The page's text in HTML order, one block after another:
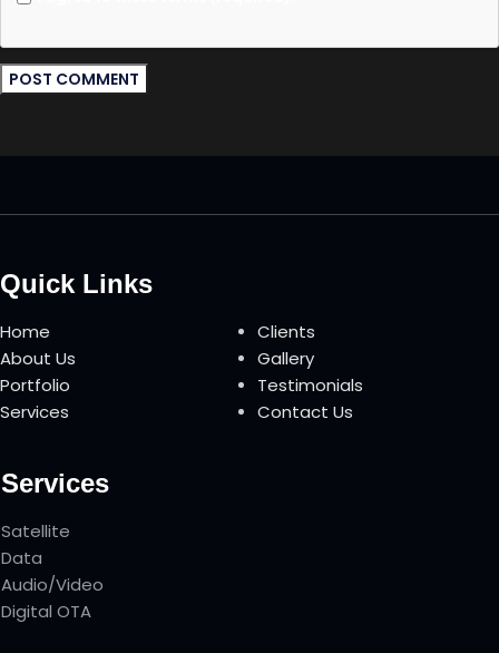
Quick Links
Home
About Us
Portfolio
Services
Clients
Gallery
Testimonials
Contact Us
Services
Satellite
Data
Audio/Video
Digital OTA